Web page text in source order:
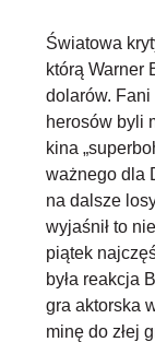
Światowa
którą Warner
dolarów. Fani
herosów byli
kina
ważnego dla
na dalsze
wyjaśnił to
piątek
była reakcja
gra aktorska
minę do złej